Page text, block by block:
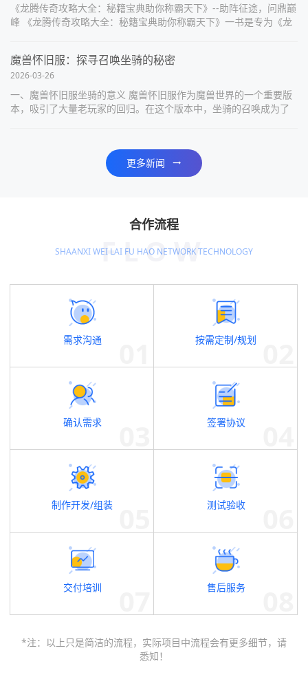
《龙腾传奇攻略大全：秘籍宝典助你称霸天下》--助阵征途，问鼎巅
峰 《龙腾传奇攻略大全：秘籍宝典助你称霸天下》一书是专为《龙
魔兽怀旧服：探寻召唤坐骑的秘密
2026-03-26
一、魔兽怀旧服坐骑的意义 魔兽怀旧服作为魔兽世界的一个重要版
本，吸引了大量老玩家的回归。在这个版本中，坐骑的召唤成为了
更多新闻
合作流程
FLOW
SHAANXI WEI LAI FU HAO NETWORK TECHNOLOGY
需求沟通 按需定制/规划
确认需求 签署协议
制作开发/组装 测试验收
交付培训 售后服务
*注：以上只是简洁的流程，实际项目中流程会有更多细节，请
悉知！